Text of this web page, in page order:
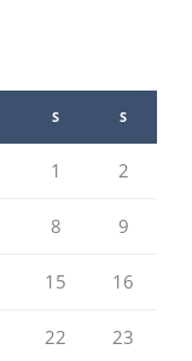
S S
1 2
8 9
15 16
22 23